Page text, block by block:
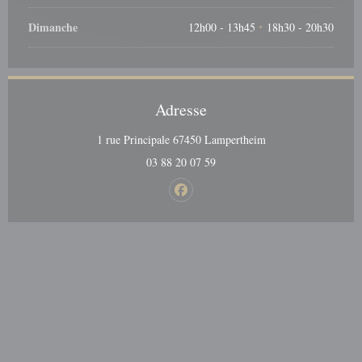
Dimanche 12h00 - 13h45 • 18h30 - 20h30
Adresse
1 rue Principale 67450 Lampertheim((ouvre une
03 88 20 07 59
Facebook ((ouvre une nouvelle